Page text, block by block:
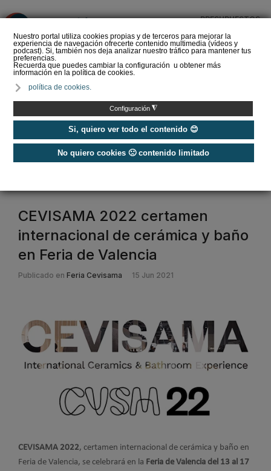
Nuestro portal utiliza cookies propias y de terceros para mejorar la
experiencia de navegación ofrecerte contenido multimedia (vídeos y
podcast). Si, también nos deja analizar nuestro tráfico para mantener tus
preferencias.
Recuerda que puedes cambiar la configuración u obtener más
información en la política de cookies.
política de cookies.
Configuración ◮
Si, quiero ver todo el contenido 😊
No quiero cookies 🙁 contenido limitado
PRESUPUESTOS
del Amperio (Episodio 3)
Etiquetas / sanitarios
CEVISAMA 2022 certamen
internacional de cerámica y baño
en Feria de Valencia
Publicado en Feria Cevisama 15 Jun 2021
CEVISAMA 2022, certamen internacional de cerámica y baño en
Feria de Valencia, se celebrará en la Feria de Valencia del 13 al 17